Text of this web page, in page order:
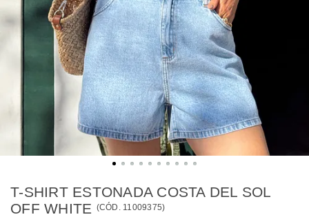
T-SHIRT ESTONADA COSTA DEL SOL
OFF WHITE (CÓD. 11009375)